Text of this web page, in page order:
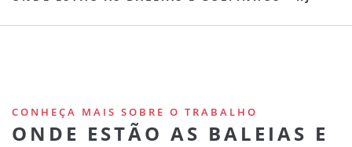
CONHEÇA MAIS SOBRE O TRABALHO
ONDE ESTÃO AS BALEIAS E